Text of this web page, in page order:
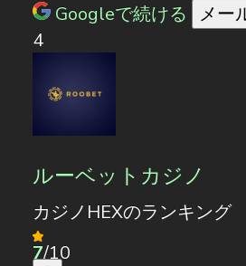
Googleで続ける
メー
4
ルーベットカジノ
カジノHEXのランキング
7/10